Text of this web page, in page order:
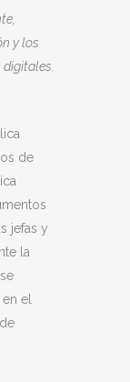
y los
de
jefas y
la
el